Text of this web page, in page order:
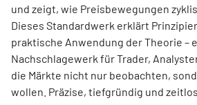
und zeigt, wie Preisbewegungen
Dieses Standardwerk erklärt
praktische Anwendung der Theorie –
Nachschlagewerk für Trader,
die Märkte nicht nur beobachten,
wollen. Präzise, tiefgründig und